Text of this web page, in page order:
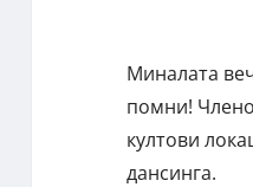
Миналата
помни!
култови
дансинга.